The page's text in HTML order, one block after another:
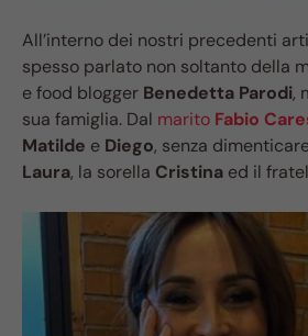
All’interno dei nostri precedenti
spesso parlato non soltanto della
e food blogger Benedetta Parodi,
sua famiglia. Dal marito Fabio
Matilde e Diego, senza
Laura, la sorella Cristina ed il